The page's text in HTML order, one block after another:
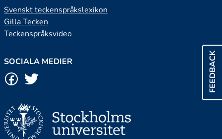
FEEDBACK
Svenskt teckenspråkslexikon
Gilla Tecken
Teckenspråksvideo
SOCIALA MEDIER